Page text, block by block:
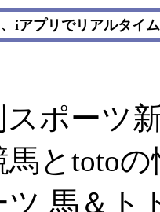
iアプリでリアルタイ
ポーツ
馬とtoto
ツ 馬＆ト